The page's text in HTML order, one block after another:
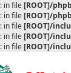
: in file[ROOT]/
: in file[ROOT]/
: in file[ROOT]/
: in file[ROOT]/
: in file[ROOT]/